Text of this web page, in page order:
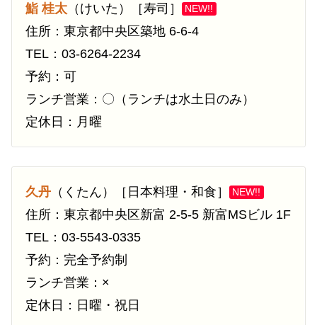
鮨 桂太 （けいた）［寿司］ NEW!!
住所：東京都中央区築地 6-6-4
TEL：03-6264-2234
予約：可
ランチ営業：〇（ランチは水土日のみ）
定休日：月曜
久丹 （くたん）［日本料理・和食］ NEW!!
住所：東京都中央区新富 2-5-5 新富MSビル 1F
TEL：03-5543-0335
予約：完全予約制
ランチ営業：×
定休日：日曜・祝日